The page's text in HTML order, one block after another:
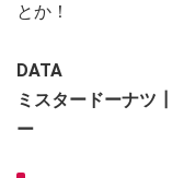
とか！
DATA
ミスタードーナツ
ー